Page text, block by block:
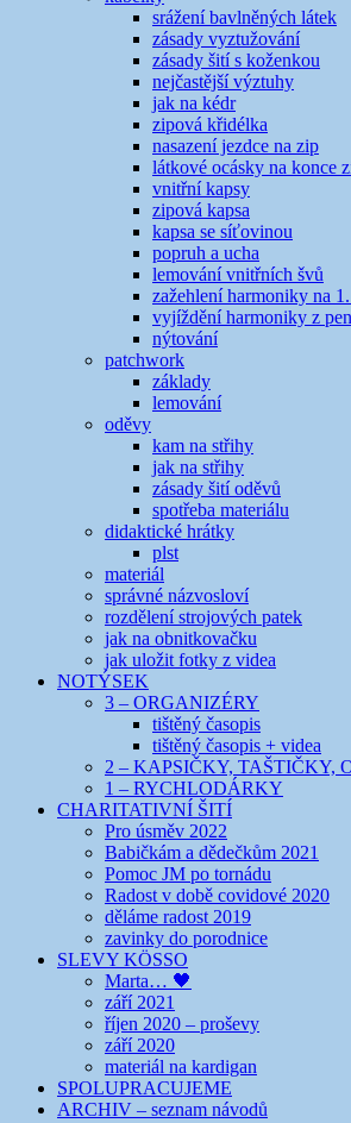
srážení bavlněných látek
zásady vyztužování
zásady šití s koženkou
nejčastější výztuhy
jak na kédr
zipová křidélka
nasazení jezdce na zip
látkové ocásky na konce
vnitřní kapsy
zipová kapsa
kapsa se síťovinou
popruh a ucha
lemování vnitřních švů
zažehlení harmoniky na
vyjíždění harmoniky z
nýtování
patchwork
základy
lemování
oděvy
kam na střihy
jak na střihy
zásady šití oděvů
spotřeba materiálu
didaktické hrátky
plst
materiál
správné názvosloví
rozdělení strojových patek
jak na obnitkovačku
jak uložit fotky z videa
NOTÝSEK
3 – ORGANIZÉRY
tištěný časopis
tištěný časopis + videa
2 – KAPSIČKY, TAŠTIČKY,
1 – RYCHLODÁRKY
CHARITATIVNÍ ŠITÍ
Pro úsměv 2022
Babičkám a dědečkům 2021
Pomoc JM po tornádu
Radost v době covidové 2020
děláme radost 2019
zavinky do porodnice
SLEVY KÖSSO
Marta… 🖤
září 2021
říjen 2020 – proševy
září 2020
materiál na kardigan
SPOLUPRACUJEME
ARCHIV – seznam návodů